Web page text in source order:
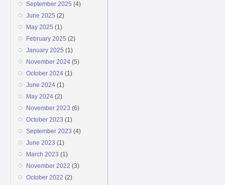
September 2025 (4)
June 2025 (2)
May 2025 (1)
February 2025 (2)
January 2025 (1)
November 2024(5)
October 2024(1)
June 2024(1)
May 2024(2)
November 2023 (6)
October 2023 (1)
September 2023 (4)
June 2023 (1)
March 2023 (1)
November 2022 (3)
October 2022 (2)